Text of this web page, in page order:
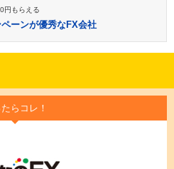
円もらえる
ーンが優秀なFX会社
らコレ！